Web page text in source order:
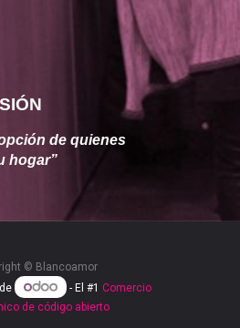
de quienes
hogar”
© Blancoamor
- El #1Comercio
de código abierto